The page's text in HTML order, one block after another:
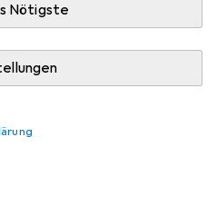
Nötigste